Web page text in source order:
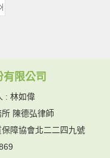
限公司
: 林如偉
陳德弘律師
保障協會北二二四九號